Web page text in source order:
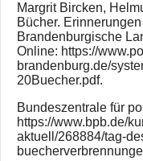
Margrit Bircken,
Bücher.
Brandenburgische
Online: https://
brandenburg.de/
20Buecher.pdf.
Bundeszentrale für
https://www.bpb.de/
aktuell/268884/tag-